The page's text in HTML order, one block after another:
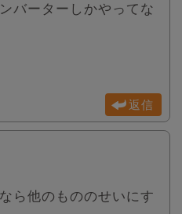
バーターしかやってな
返信
ら他のもののせいにす